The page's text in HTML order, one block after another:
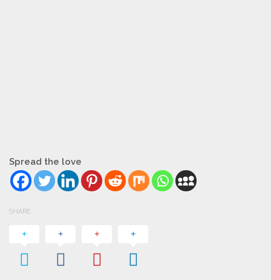
Spread the love
SHARE